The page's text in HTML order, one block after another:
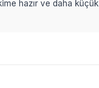
hazır ve daha küçük